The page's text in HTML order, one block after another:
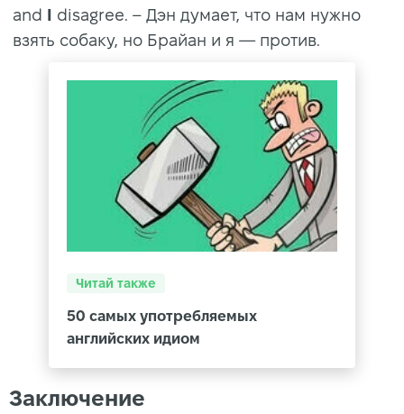
and I disagree. – Дэн думает, что нам нужно
взять собаку, но Брайан и я — против.
Читай также
50 самых употребляемых
английских идиом
Заключение